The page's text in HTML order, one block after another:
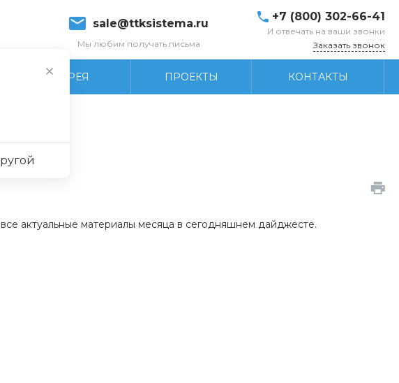
sale@ttksistema.ru
Мы любим получать письма
+7 (800) 302-66-41
И отвечать на ваши звонки
Заказать звонок
ФОТОГАЛЕРЕЯ ПРОЕКТЫ КОНТАКТЫ
актуальные материалы месяца в сегодняшнем дайджесте.